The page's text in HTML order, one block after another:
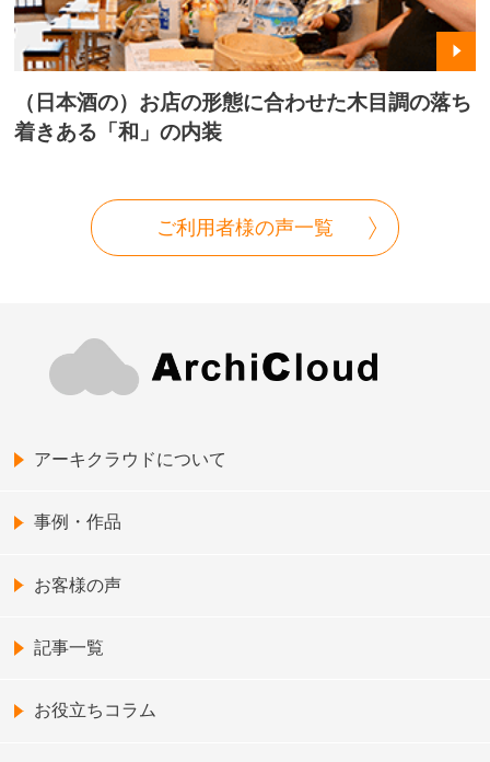
（日本酒の）お店の形態に合わせた木目調の落ち
着きある「和」の内装
ご利用者様の声一覧
アーキクラウドについて
事例・作品
お客様の声
記事一覧
お役立ちコラム